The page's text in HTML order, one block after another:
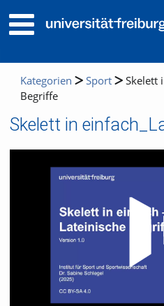
Kategorien Sport
Skelett
Begriffe
Skelett in